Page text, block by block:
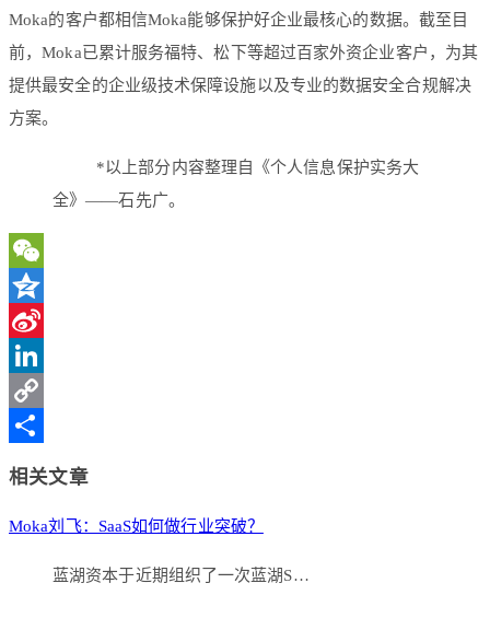
Moka的客户都相信Moka能够保护好企业最核心的数据。截至目
前，Moka已累计服务福特、松下等超过百家外资企业客户，为其
提供最安全的企业级技术保障设施以及专业的数据安全合规解决
方案。
*以上部分内容整理自《个人信息保护实务大
全》——石先广。
WeChat
Qzone
Sina
Weibo
LinkedIn
Copy
相关文章
Moka刘飞：SaaS如何做行业突破？
蓝湖资本于近期组织了一次蓝湖S…